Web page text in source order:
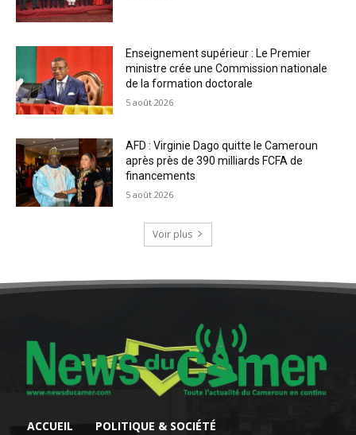
Enseignement supérieur : Le Premier
ministre crée une Commission nationale
de la formation doctorale
5 août 2026
AFD : Virginie Dago quitte le Cameroun
après près de 390 milliards FCFA de
financements
5 août 2026
Voir plus
ACCUEIL POLITIQUE & SOCIÉTÉ